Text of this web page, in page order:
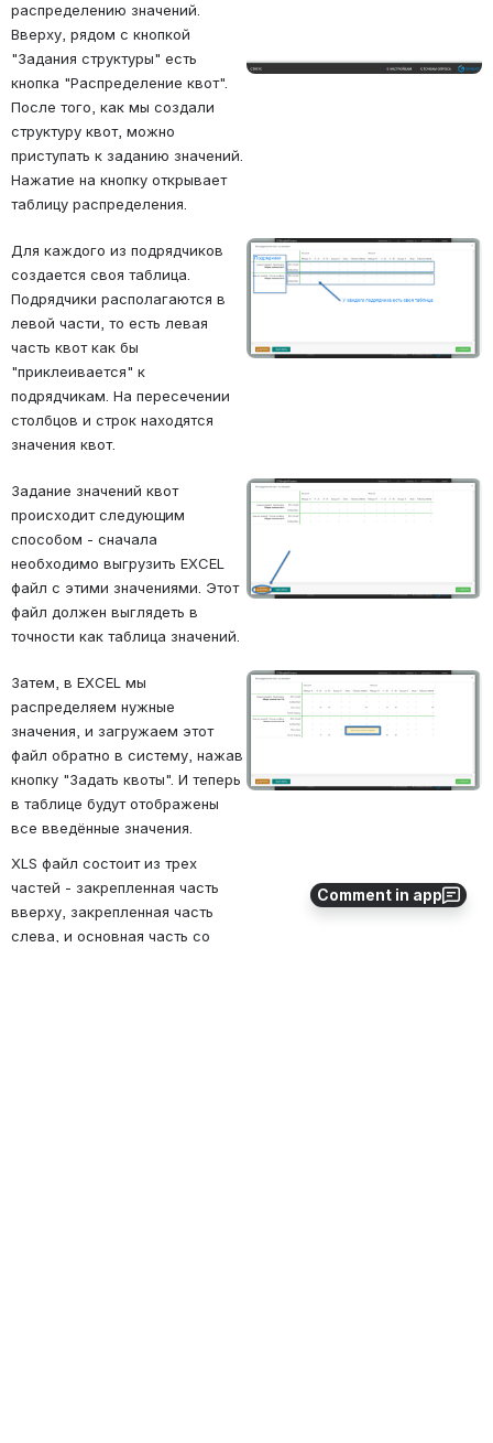
Comment in app
распределению значений.
Вверху, рядом с кнопкой
"Задания структуры" есть
кнопка "Распределение квот".
После того, как мы создали
структуру квот, можно
приступать к заданию значений.
Нажатие на кнопку открывает
таблицу распределения.
Для каждого из подрядчиков
создается своя таблица.
Подрядчики располагаются в
левой части, то есть левая
часть квот как бы
"приклеивается" к
подрядчикам. На пересечении
столбцов и строк находятся
значения квот.
Open
Задание значений квот
происходит следующим
способом - сначала
необходимо выгрузить EXCEL
файл с этими значениями. Этот
файл должен выглядеть в
точности как таблица значений.
Open
Затем, в EXCEL мы
распределяем нужные
значения, и загружаем этот
файл обратно в систему, нажав
кнопку "Задать квоты". И теперь
в таблице будут отображены
все введённые значения.
XLS файл состоит из трех
частей - закрепленная часть
вверху, закрепленная часть
слева, и основная часть со
Open